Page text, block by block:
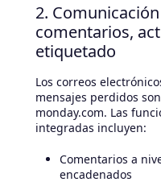
2.
comentarios,
etiquetado
Los correos
mensajes perdidos
monday.com. Las
integradas incluyen:
Comentarios a
encadenados